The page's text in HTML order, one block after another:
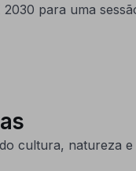
para uma
cultura, natureza